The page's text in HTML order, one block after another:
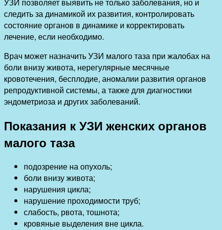
УЗИ позволяет выявить не только заболевания, но и
следить за динамикой их развития, контролировать
состояние органов в динамике и корректировать
лечение, если необходимо.
Врач может назначить УЗИ малого таза при жалобах на
боли внизу живота, нерегулярные месячные
кровотечения, бесплодие, аномалии развития органов
репродуктивной системы, а также для диагностики
эндометриоза и других заболеваний.
Показания к УЗИ женских органов
малого таза
подозрение на опухоль;
боли внизу живота;
нарушения цикла;
нарушение проходимости труб;
слабость, рвота, тошнота;
кровяные выделения вне цикла.